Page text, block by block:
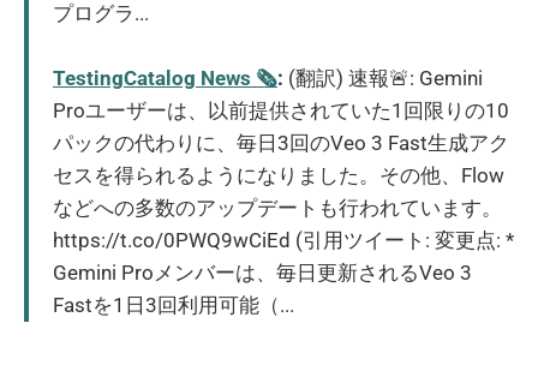
プログラ...
TestingCatalog News 🗞: (翻訳) 速報🚨: Gemini
Proユーザーは、以前提供されていた1回限りの10
パックの代わりに、毎日3回のVeo 3 Fast生成アク
セスを得られるようになりました。その他、Flow
などへの多数のアップデートも行われています。
https://t.co/0PWQ9wCiEd (引用ツイート: 変更点: *
Gemini Proメンバーは、毎日更新されるVeo 3
Fastを1日3回利用可能（...